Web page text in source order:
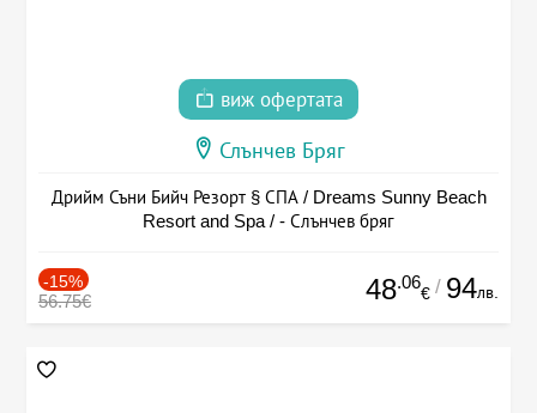
виж офертата
Слънчев Бряг
Дрийм Съни Бийч Резорт § СПА / Dreams Sunny Beach
Resort and Spa / - Слънчев бряг
-15%
56.75€ 48.06
€ / 94лв.